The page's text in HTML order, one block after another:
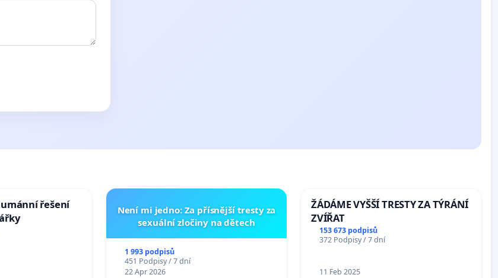
řešení
Není mi jedno: Za přísnější tresty za
sexuální zločiny na dětech
1 993 podpisů
451 Podpisy / 7 dní
22 Apr 2026
ŽÁDÁME VYŠŠÍ TRESTY ZA TÝRÁNÍ
ZVÍŘAT
153 673 podpisů
372 Podpisy / 7 dní
11 Feb 2025